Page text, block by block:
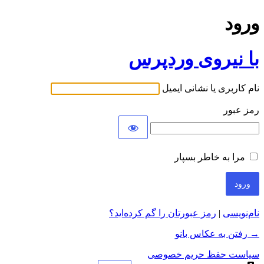
ورود
با نیروی وردپرس
نام کاربری یا نشانی ایمیل
رمز عبور
مرا به خاطر بسپار
نام‌نویسی | رمز عبورتان را گم کرده‌اید؟
→ رفتن به عکاس بانو
سیاست حفظ حریم خصوصی